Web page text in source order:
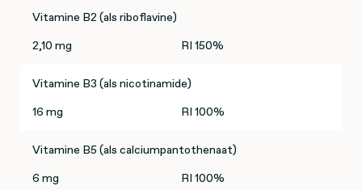
Vitamine B2 (als riboflavine)
2,10 mg
RI 150%
Vitamine B3 (als nicotinamide)
16 mg
RI 100%
Vitamine B5 (als calciumpantothenaat)
6 mg
RI 100%